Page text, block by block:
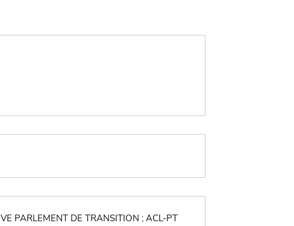
PARLEMENT DE TRANSITION ; ACL-PT